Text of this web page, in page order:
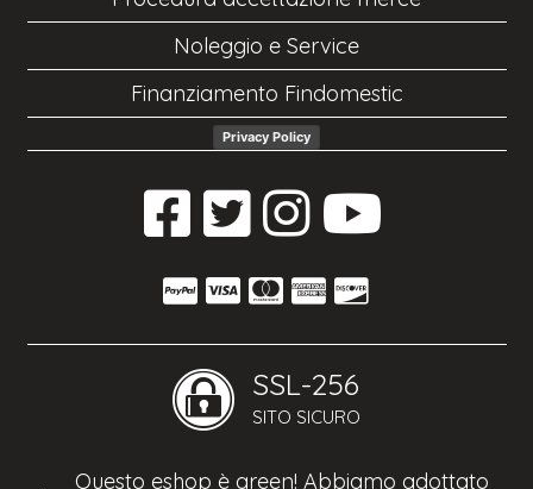
Noleggio e Service
Finanziamento Findomestic
Privacy Policy
SSL-256
SITO SICURO
Questo eshop è green! Abbiamo adottato